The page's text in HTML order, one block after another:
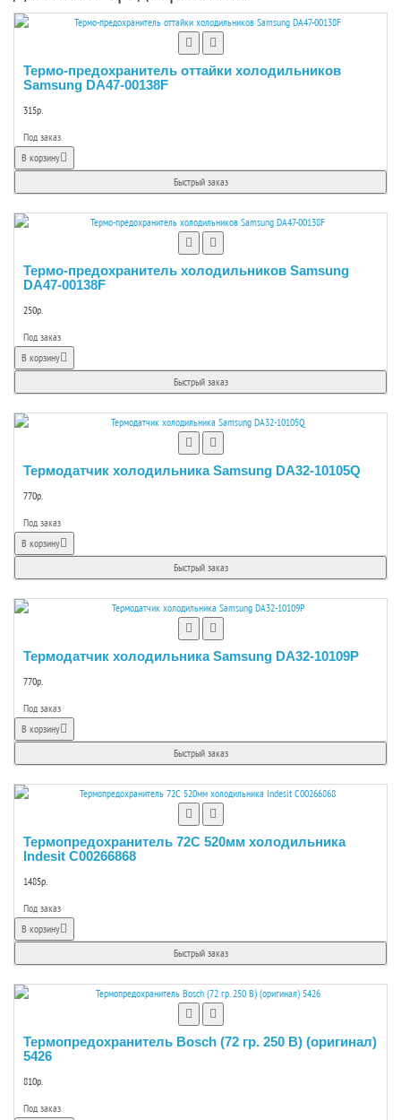
Термо-предохранитель оттайки холодильников
Samsung DA47-00138F
315р.
Под заказ
В корзину
Быстрый заказ
Термо-предохранитель холодильников Samsung
DA47-00138F
250р.
Под заказ
В корзину
Быстрый заказ
Термодатчик холодильника Samsung DA32-10105Q
770р.
Под заказ
В корзину
Быстрый заказ
Термодатчик холодильника Samsung DA32-10109P
770р.
Под заказ
В корзину
Быстрый заказ
Термопредохранитель 72C 520мм холодильника
Indesit C00266868
1485р.
Под заказ
В корзину
Быстрый заказ
Термопредохранитель Bosch (72 гр. 250 В) (оригинал)
5426
810р.
Под заказ